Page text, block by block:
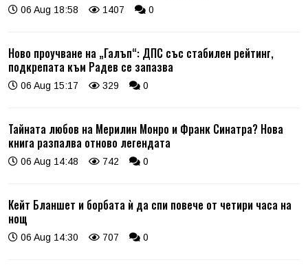
06 Aug 18:58 1407 0
Ново проучване на „Галъп“: ДПС със стабилен рейтинг,
подкрепата към Радев се запазва
06 Aug 15:17 329 0
Тайната любов на Мерилин Монро и Франк Синатра? Нова
книга разпалва отново легендата
06 Aug 14:48 742 0
Кейт Бланшет и борбата ѝ да спи повече от четири часа на
нощ
06 Aug 14:30 707 0